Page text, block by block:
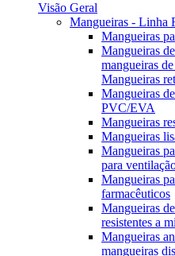
Visão Geral
Mangueiras - Linha
Mangueiras
Mangueiras
mangueiras
Mangueiras
Mangueiras
PVC/EVA
Mangueiras
Mangueiras
Mangueiras
para
Mangueiras
farmacêuticos
Mangueiras
resistentes a
Mangueiras
mangueiras